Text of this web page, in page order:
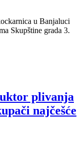
u Banjaluci
Skupštine grada 3.
plivanja
najčešće